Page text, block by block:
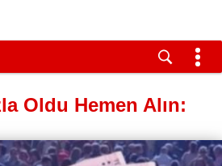
Oldu Hemen Alın: